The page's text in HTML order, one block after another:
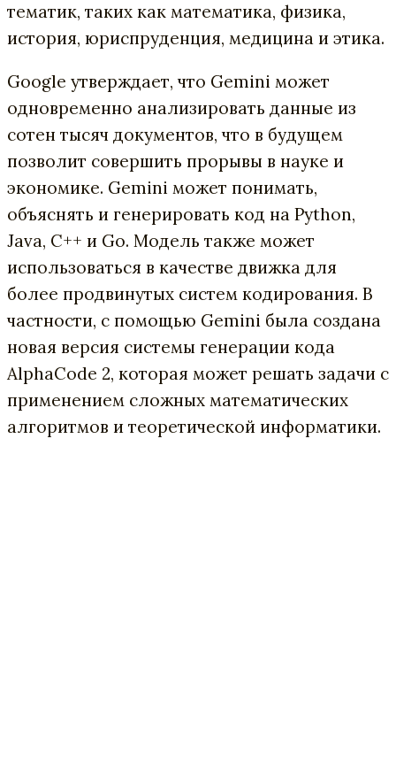
тематик, таких как математика, физика,
история, юриспруденция, медицина и этика.
Google утверждает, что Gemini может
одновременно анализировать данные из
сотен тысяч документов, что в будущем
позволит совершить прорывы в науке и
экономике. Gemini может понимать,
объяснять и генерировать код на Python,
Java, C++ и Go. Модель также может
использоваться в качестве движка для
более продвинутых систем кодирования. В
частности, с помощью Gemini была создана
новая версия системы генерации кода
AlphaCode 2, которая может решать задачи с
применением сложных математических
алгоритмов и теоретической информатики.